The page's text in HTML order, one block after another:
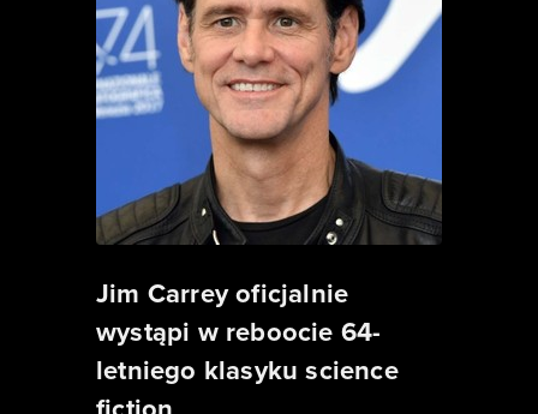
Jim Carrey oficjalnie
wystąpi w reboocie 64-
letniego klasyku science